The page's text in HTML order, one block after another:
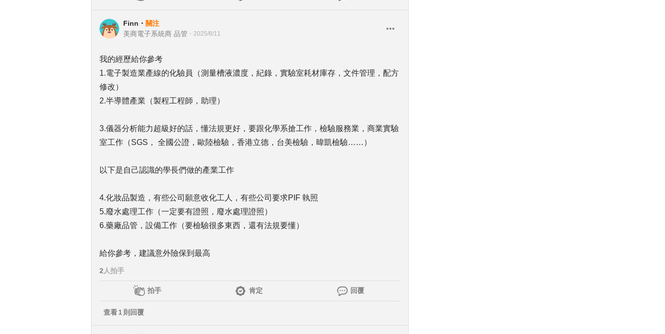
Finn ・ 關注
美商電子系統商 品管 ・ 2025/8/11
我的經歷給你參考
1.電子製造業產線的化驗員（測量槽液濃度，紀錄，實驗室耗材庫存，文件管理，配方
修改）
2.半導體產業（製程工程師，助理）
3.儀器分析能力超級好的話，懂法規更好，要跟化學系搶工作，檢驗服務業，商業實驗
室工作（SGS， 全國公證，歐陸檢驗，香港立德，台美檢驗，暐凱檢驗……）
以下是自己認識的學長們做的產業工作
4.化妝品製造，有些公司願意收化工人，有些公司要求PIF 執照
5.廢水處理工作（一定要有證照，廢水處理證照）
6.藥廠品管，設備工作（要檢驗很多東西，還有法規要懂）
給你參考，建議意外險保到最高
2 人拍手
拍手 肯定 回覆
查看1 則回覆